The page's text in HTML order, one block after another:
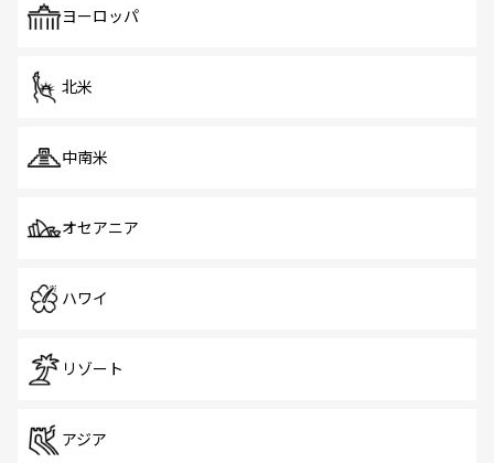
で、ホーカーズは地元の風情を楽しめる外せないスポット
ヨーロッパ
北米
中南米
オセアニア
ハワイ
リゾート
アジア